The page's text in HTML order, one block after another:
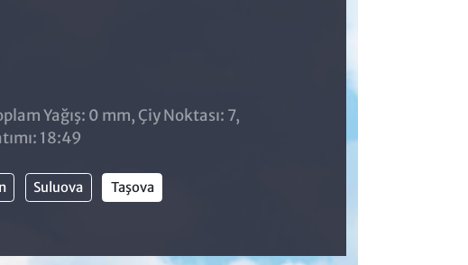
Yağış: 0 mm, Çiy Noktası: 7,
18:49
Suluova Taşova